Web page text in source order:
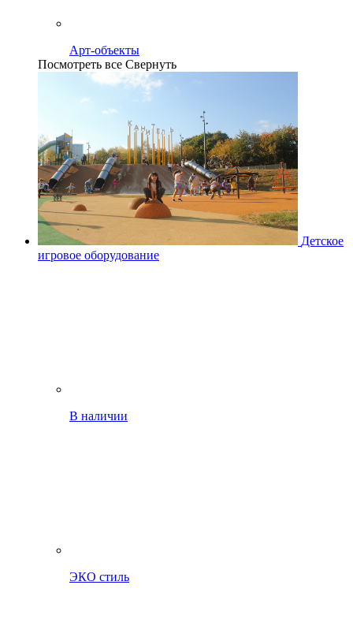
Арт-объекты
Посмотреть все Свернуть
Детское
игровое оборудование
В наличии
ЭКО стиль